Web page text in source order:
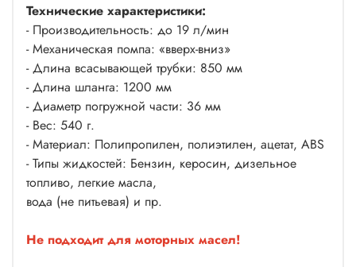
Технические характеристики:
- Производительность: до 19 л/мин
- Механическая помпа: «вверх-вниз»
- Длина всасывающей трубки: 850 мм
- Длина шланга: 1200 мм
- Диаметр погружной части: 36 мм
- Вес: 540 г.
- Материал: Полипропилен, полиэтилен, ацетат, ABS
- Типы жидкостей: Бензин, керосин, дизельное
топливо, легкие масла,
вода (не питьевая) и пр.
Не подходит для моторных масел!